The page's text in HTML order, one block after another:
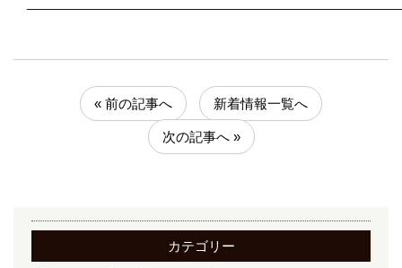
« 前の記事へ 新着情報一覧へ
次の記事へ »
カテゴリー